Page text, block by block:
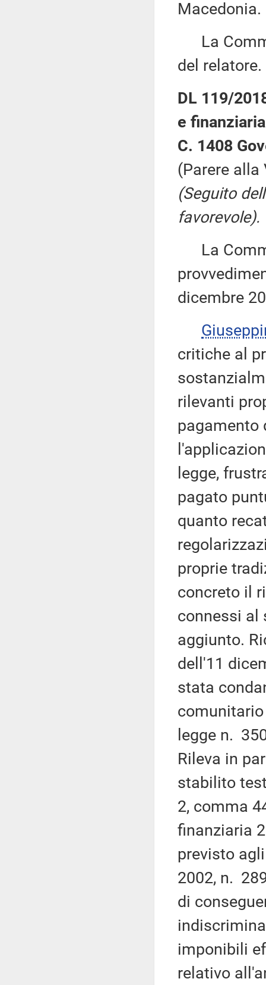
Macedonia.
La
del relatore.
DL 119/
e
C. 1408
(Parere alla
(Seguito
favorevole).
La
dicembre
critiche al
rilevanti
pagamento
legge,
pagato
quanto
proprie
concreto il
connessi al
aggiunto.
dell'11
stata
legge n.
Rileva in
stabilito
2, comma
finanziaria
previsto
2002, n.
di
imponibili
relativo